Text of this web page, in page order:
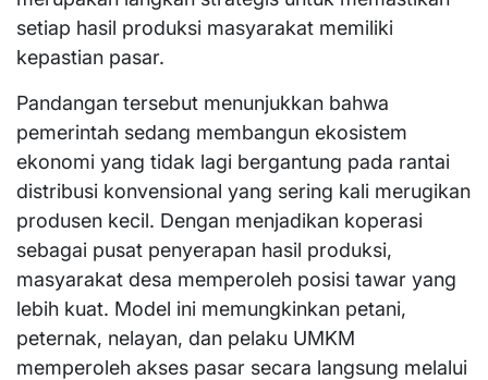
setiap hasil produksi masyarakat memiliki
kepastian pasar.
Pandangan tersebut menunjukkan bahwa
pemerintah sedang membangun ekosistem
ekonomi yang tidak lagi bergantung pada rantai
distribusi konvensional yang sering kali merugikan
produsen kecil. Dengan menjadikan koperasi
sebagai pusat penyerapan hasil produksi,
masyarakat desa memperoleh posisi tawar yang
lebih kuat. Model ini memungkinkan petani,
peternak, nelayan, dan pelaku UMKM
memperoleh akses pasar secara langsung melalui